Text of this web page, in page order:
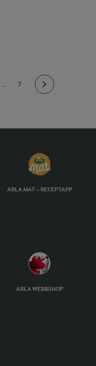
... 7
ARLA MAT – RECEPTAPP
ARLA WEBBSHOP